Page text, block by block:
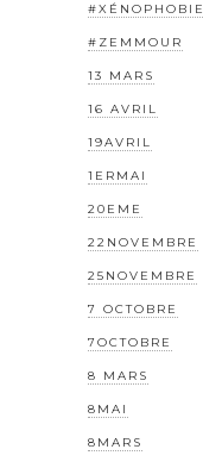
#XÉNOPHOBIE
#ZEMMOUR
13 MARS
16 AVRIL
19AVRIL
1ERMAI
20EME
22NOVEMBRE
25NOVEMBRE
7 OCTOBRE
7OCTOBRE
8 MARS
8MAI
8MARS